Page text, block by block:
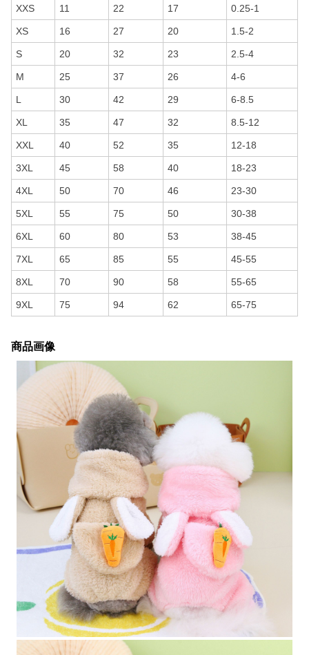
XXS 11 22 17 0.25-1
XS 16 27 20 1.5-2
S 20 32 23 2.5-4
M 25 37 26 4-6
L 30 42 29 6-8.5
XL 35 47 32 8.5-12
XXL 40 52 35 12-18
3XL 45 58 40 18-23
4XL 50 70 46 23-30
5XL 55 75 50 30-38
6XL 60 80 53 38-45
7XL 65 85 55 45-55
8XL 70 90 58 55-65
9XL 75 94 62 65-75
商品画像